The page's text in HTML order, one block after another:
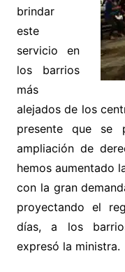
brindar
este
servicioen
los barrios
más
alejados de los
presente que se
ampliación de
hemos aumentado
con la gran
proyectando el
días, a los
expresó la ministra.